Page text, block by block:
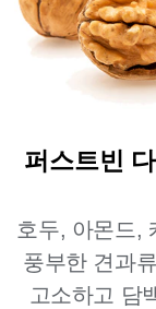
퍼스트빈
호두, 아몬드,
풍부한 견과
고소하고 담